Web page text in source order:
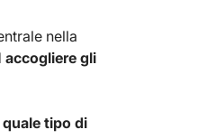
nella
accogliere gli
quale tipo di